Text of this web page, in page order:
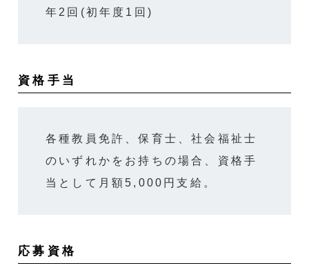
年2回(初年度1回)
資格手当
各種教員免許、保育士、社会福祉士
のいずれかをお持ちの場合、資格手
当として月額5,000円支給。
応募資格